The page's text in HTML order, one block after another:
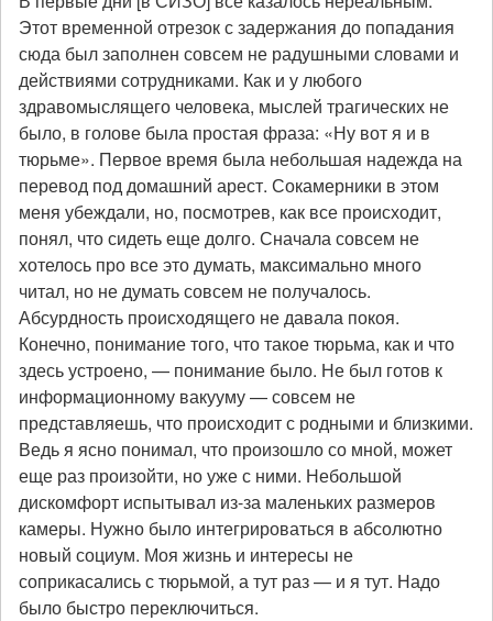
Этот временной отрезок с задержания до попадания
сюда был заполнен совсем не радушными словами и
действиями сотрудниками. Как и у любого
здравомыслящего человека, мыслей трагических не
было, в голове была простая фраза: «Ну вот я и в
тюрьме». Первое время была небольшая надежда на
перевод под домашний арест. Сокамерники в этом
меня убеждали, но, посмотрев, как все происходит,
понял, что сидеть еще долго. Сначала совсем не
хотелось про все это думать, максимально много
читал, но не думать совсем не получалось.
Абсурдность происходящего не давала покоя.
Конечно, понимание того, что такое тюрьма, как и что
здесь устроено, — понимание было. Не был готов к
информационному вакууму — совсем не
представляешь, что происходит с родными и близкими.
Ведь я ясно понимал, что произошло со мной, может
еще раз произойти, но уже с ними. Небольшой
дискомфорт испытывал из-за маленьких размеров
камеры. Нужно было интегрироваться в абсолютно
новый социум. Моя жизнь и интересы не
соприкасались с тюрьмой, а тут раз — и я тут. Надо
было быстро переключиться.